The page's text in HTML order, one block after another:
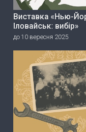
Виставка «Нью-
Іловайськ: вибір»
до 10 вересня 2025